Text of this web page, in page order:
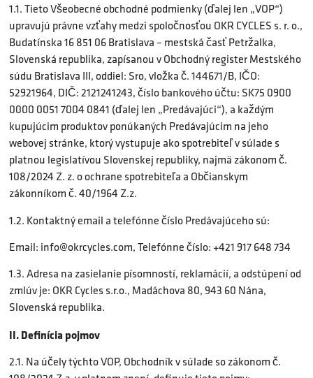
1.1. Tieto Všeobecné obchodné podmienky (ďalej len „VOP“)
upravujú právne vzťahy medzi spoločnosťou OKR CYCLES s. r. o.,
Budatínska 16 851 06 Bratislava – mestská časť Petržalka,
Slovenská republika, zapísanou v Obchodný register Mestského
súdu Bratislava III, oddiel: Sro, vložka č. 144671/B, IČO:
52921964, DIČ: 2121241243, číslo bankového účtu: SK75 0900
0000 0051 7004 0841 (ďalej len „Predávajúci“), a každým
kupujúcim produktov ponúkaných Predávajúcim na jeho
webovej stránke, ktorý vystupuje ako spotrebiteľ v súlade s
platnou legislatívou Slovenskej republiky, najmä zákonom č.
108/2024 Z. z. o ochrane spotrebiteľa a Občianskym
zákonníkom č. 40/1964 Z.z.
1.2. Kontaktný email a telefónne číslo Predávajúceho sú:
Email: info@okrcycles.com, Telefónne číslo: +421 917 648 734
1.3. Adresa na zasielanie písomností, reklamácií, a odstúpení od
zmlúv je: OKR Cycles s.r.o., Madáchova 80, 943 60 Nána,
Slovenská republika.
II. Definícia pojmov
2.1. Na účely týchto VOP, Obchodník v súlade so zákonom č.